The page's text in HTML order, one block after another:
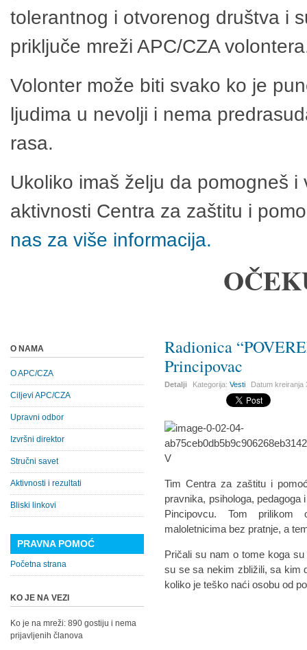
tolerantnog i otvorenog društva i
priključe mreži APC/CZA
Volonter može biti svako ko je
ljudima u nevolji i nema
rasa.
Ukoliko imaš želju da pomogneš
aktivnosti Centra za zaštitu i
nas za više informacija.
Radionica
Principovac
Detalji Kategorija:Vesti Datum kreiranja
Tim Centra za zaštitu i
pravnika, psihologa, pedagoga
Pincipovcu. Tom prilikom
maloletnicima bez pratnje, a
Pričali su nam o tome koga
su se sa nekim zbližili, sa kim
koliko je teško naći osobu od
O NAMA
O APC/CZA
Ciljevi APC/CZA
Upravni odbor
Izvršni direktor
Stručni savet
Aktivnosti i rezultati
Bliski linkovi
PRAVNA POMOĆ
Početna strana
KO JE NA VEZI
Ko je na mreži: 890 gostiju i nema
prijavljenih članova